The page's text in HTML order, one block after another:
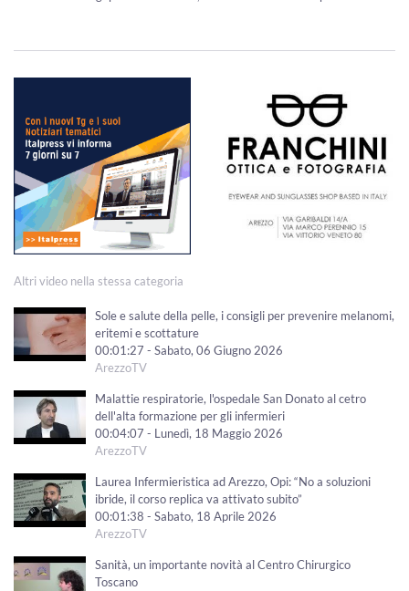
Altri video nella stessa categoria
Sole e salute della pelle, i consigli per prevenire melanomi,
eritemi e scottature
00:01:27 - Sabato, 06 Giugno 2026
ArezzoTV
Malattie respiratorie, l'ospedale San Donato al cetro
dell'alta formazione per gli infermieri
00:04:07 - Lunedì, 18 Maggio 2026
ArezzoTV
Laurea Infermieristica ad Arezzo, Opi: “No a soluzioni
ibride, il corso replica va attivato subito”
00:01:38 - Sabato, 18 Aprile 2026
ArezzoTV
Sanità, un importante novità al Centro Chirurgico
Toscano